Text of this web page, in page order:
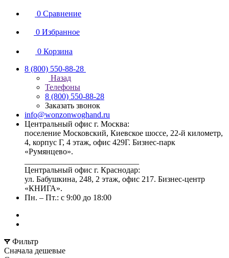
0 Сравнение
0 Избранное
0 Корзина
8 (800) 550-88-28
Назад
Телефоны
8 (800) 550-88-28
Заказать звонок
info@wonzonwoghand.ru
Центральный офис г. Москва:
поселение Московский, Киевское шоссе, 22-й километр,
4, корпус Г, 4 этаж, офис 429Г. Бизнес-парк
«Румянцево».
Центральный офис г. Краснодар:
ул. Бабушкина, 248, 2 этаж, офис 217. Бизнес-центр
«КНИГА».
Пн. – Пт.: с 9:00 до 18:00
Фильтр
Сначала дешевые